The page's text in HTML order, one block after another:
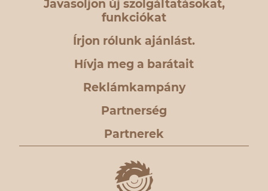
Javasoljon új szolgáltatásokat,
funkciókat
Írjon rólunk ajánlást.
Hívja meg a barátait
Reklámkampány
Partnerség
Partnerek